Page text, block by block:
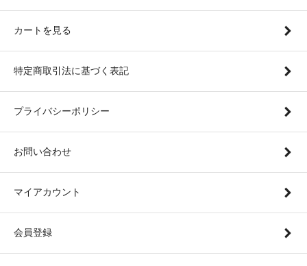
カートを見る
特定商取引法に基づく表記
プライバシーポリシー
お問い合わせ
マイアカウント
会員登録